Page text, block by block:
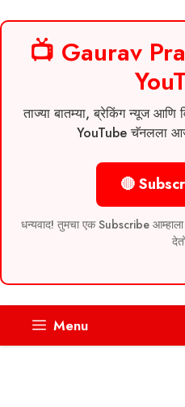
📺 Gaurav
ताज्या बातम्या, ब्रेकिंग न्यूज आणि
YouTube चॅनलला
🔴
धन्यवाद! तुमचा एक Subscribe आम्हाला
Menu